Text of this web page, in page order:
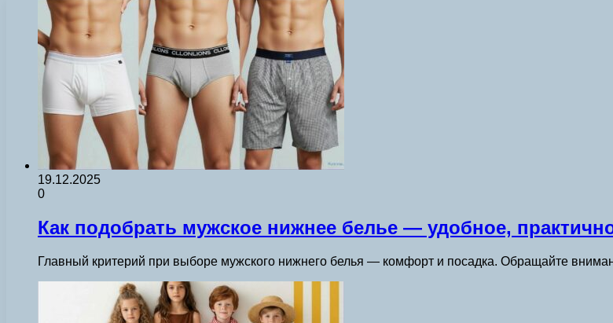
19.12.2025
0
Как подобрать мужское нижнее белье — удобное,
Главный критерий при выборе мужского нижнего белья — комфорт и посадка. Обращайте